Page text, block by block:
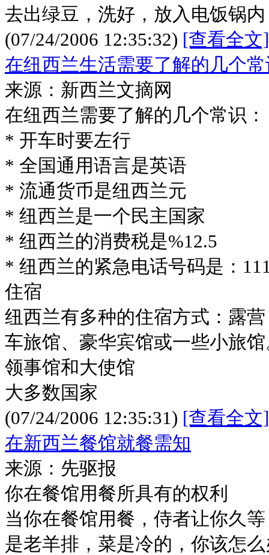
去出绿豆，洗好，放入电饭锅内
(07/24/2006 12:35:32) [查看全文]
在纽西兰生活需要了解的几个
来源：新西兰文摘网
在纽西兰需要了解的几个常识：
* 开车时要左行
* 全国通用语言是英语
* 流通货币是纽西兰元
* 纽西兰是一个民主国家
* 纽西兰的消费税是%12.5
* 纽西兰的紧急电话号码是：
住宿
纽西兰有多种的住宿方式：露
车旅馆、豪华宾馆或一些小旅
领事馆和大使馆
大多数国家
(07/24/2006 12:35:31) [查看全文]
在新西兰餐馆就餐需知
来源：先驱报
你在餐馆用餐所具有的权利
当你在餐馆用餐，侍者让你久
是老羊排，菜是冷的，你该怎